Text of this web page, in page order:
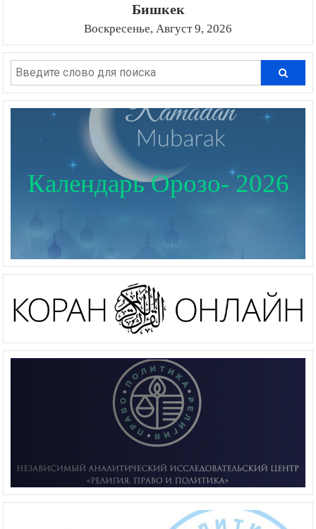
Бишкек
Воскресенье, Август 9, 2026
Календарь Орозо- 2026